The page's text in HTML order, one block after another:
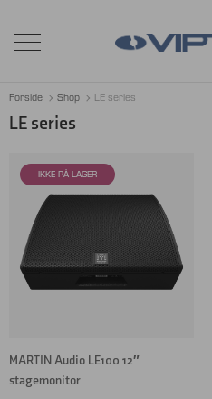
Forside Shop LE series
LE series
MARTIN Audio LE100 12″
stagemonitor